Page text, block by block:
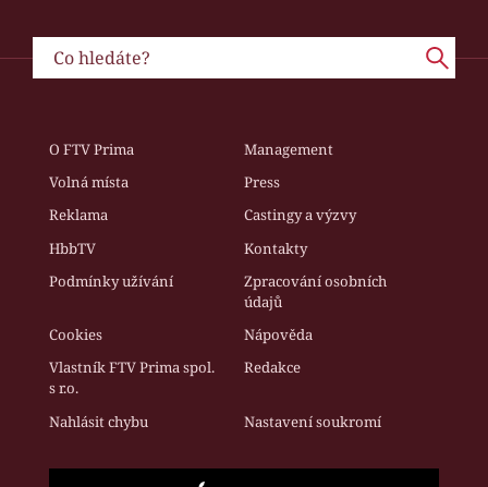
O FTV Prima
Management
Volná místa
Press
Reklama
Castingy a výzvy
HbbTV
Kontakty
Podmínky užívání
Zpracování osobních
údajů
Cookies
Nápověda
Vlastník FTV Prima spol.
s r.o.
Redakce
Nahlásit chybu Nastavení soukromí